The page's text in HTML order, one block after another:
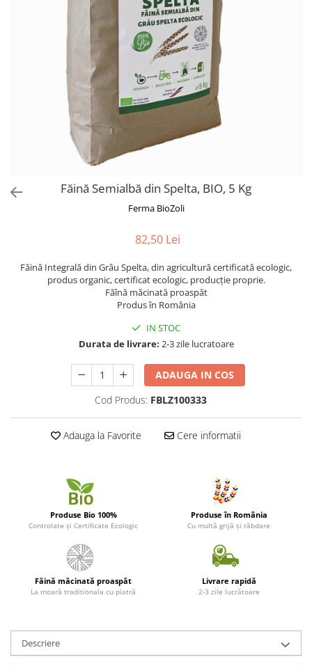
Făină Semialbă din Spelta, BIO, 5 Kg
Ferma BioZoli
82,50 Lei
Făină Integrală din Grâu Spelta, din agricultură certificată ecologic,
produs organic, certificat ecologic, producție proprie.
Făînă măcinată proaspăt
Produs în România
IN STOC
Durata de livrare: 2-3 zile lucratoare
ADAUGA IN COS
Cod Produs: FBLZ100333
Adauga la Favorite Cere informatii
Produse Bio 100%
Controlate și Certificate Ecologic
Produse în România
Cu multă grijă și răbdare
Făină măcinată proaspăt
La moară traditionala cu piatră
Livrare rapidă
2-3 zile lucrătoare
Descriere